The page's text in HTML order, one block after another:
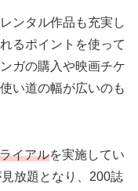
ンタル作品も充実し
るポイントを使って
ガの購入や映画チケ
い道の幅が広いのも
イアルを実施してい
放題となり、200誌